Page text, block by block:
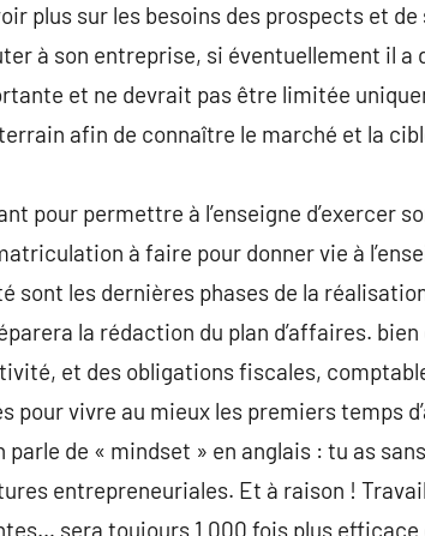
plus sur les besoins des prospects et
à son entreprise, si éventuellement il a
et ne devrait pas être limitée
afin de connaître le marché et la
pour permettre à l’enseigne d’exercer
à faire pour donner vie à
les dernières phases de la
la rédaction du plan d’affaires.
et des obligations fiscales,
pour vivre au mieux les premiers temps
de « mindset » en anglais : tu as
entrepreneuriales. Et à raison !
sera toujours 1 000 fois plus efficace